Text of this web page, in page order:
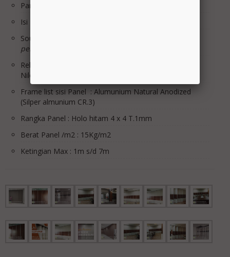
Panel : Pb.Acoustic 12mm x2
Isi Panel : Glasswool 32Kg/m3
Sound Rating STC : MAX 25db
pengkondisian ruangan Acoutic
Rell & Roda : Rell Alumunium & Roda Bering, Roda
Nilon
Frame list sisi Panel : Alumunium Natural Anodized
(Silper almunium CR.3)
Rangka Panel : Holo hitam 4 x 4 T.1mm
Berat Panel /m2 : 15Kg/m2
Ketingian Max : 1m s/d 7m